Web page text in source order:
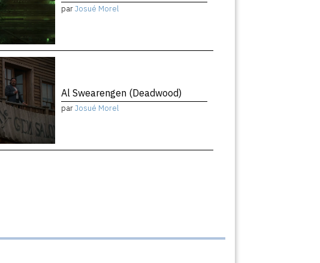
parJosué Morel
Al Swearengen (Deadwood)
parJosué Morel